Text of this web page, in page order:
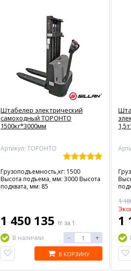
Штабелер электрический
самоходный ТОРОНТО
1500кг*3000мм
Артикул: ТОРОНТО
Грузоподъемность,кг: 1500
Высота подъема, мм: 3000 Высота
подхвата, мм: 85
1 450 135 тг за 1
В наличии
- +
В КОРЗИНУ
1
1